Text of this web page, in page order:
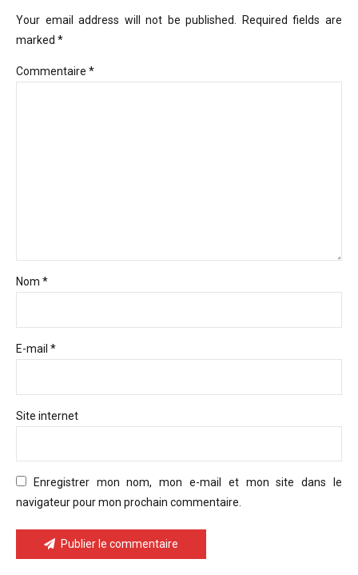
Your email address will not be published. Required fields are
marked *
Commentaire *
Nom *
E-mail *
Site internet
Enregistrer mon nom, mon e-mail et mon site dans le
navigateur pour mon prochain commentaire.
Publier le commentaire